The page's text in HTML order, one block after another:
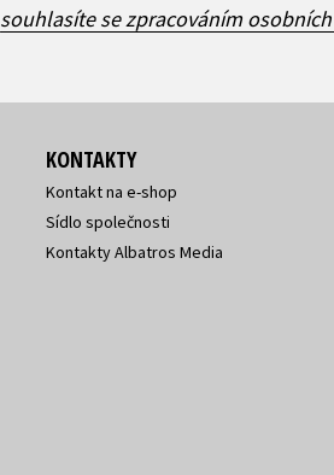
souhlasíte se zpracováním
KONTAKTY
Kontakt na e-shop
Sídlo společnosti
Kontakty Albatros Media